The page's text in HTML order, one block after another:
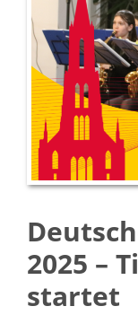
2025 –
startet